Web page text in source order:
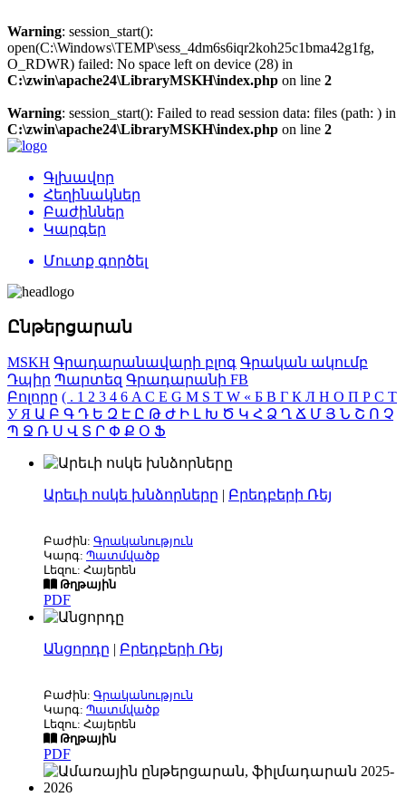
Warning: session_start():
open(C:\Windows\TEMP\sess_4dm6s6iqr2koh25c1bma42g1fg,
O_RDWR) failed: No space left on device (28) in
C:\zwin\apache24\LibraryMSKH\index.php on line 2
Warning: session_start(): Failed to read session data: files (path: ) in
C:\zwin\apache24\LibraryMSKH\index.php on line 2
Գլխավոր
Հեղինակներ
Բաժիններ
Կարգեր
Մուտք գործել
Ընթերցարան
MSKH Գրադարանավարի բլոգ Գրական ակումբ
Դպիր Պարտեզ Գրադարանի FB
Բոլորը ( . 1 2 3 4 6 AC E G M S T W « Б В Г К Л Н О П Р С Т
УЯ Ա Բ Գ Դ Ե Զ Է Ը Թ Ժ Ի Լ Խ Ծ Կ Հ Ձ Ղ Ճ Մ Յ Ն Շ Ո Չ
Պ Ջ Ռ Ս Վ Տ Ր Փ Ք Օ Ֆ
Արեւի ոսկե խնձորները | Բրեդբերի Ռեյ
Բաժին: Գրականություն
Կարգ: Պատմվածք
Լեզու: Հայերեն
Թղթային
PDF
Անցորդը | Բրեդբերի Ռեյ
Բաժին: Գրականություն
Կարգ: Պատմվածք
Լեզու: Հայերեն
Թղթային
PDF